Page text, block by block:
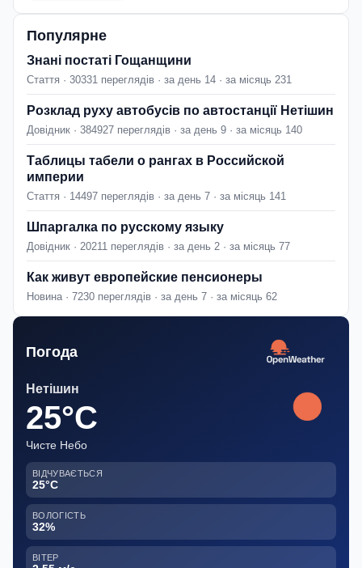
Популярне
Знані постаті Гощанщини
Стаття · 30331 переглядів · за день 14 · за місяць 231
Розклад руху автобусів по автостанції Нетішин
Довідник · 384927 переглядів · за день 9 · за місяць 140
Таблицы табели о рангах в Российской
империи
Стаття · 14497 переглядів · за день 7 · за місяць 141
Шпаргалка по русскому языку
Довідник · 20211 переглядів · за день 2 · за місяць 77
Как живут европейские пенсионеры
Новина · 7230 переглядів · за день 7 · за місяць 62
Погода
Нетішин
25°C
Чисте Небо
ВІДЧУВАЄТЬСЯ
25°C
ВОЛОГІСТЬ
32%
ВІТЕР